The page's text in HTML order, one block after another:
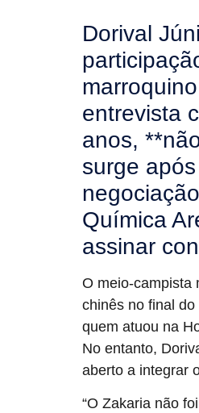
Dorival
entrevista
anos,
surge
Química
assinar
O meio-campista
chinês no final
quem atuou na
No entanto,
aberto a integrar
“O Zakaria não